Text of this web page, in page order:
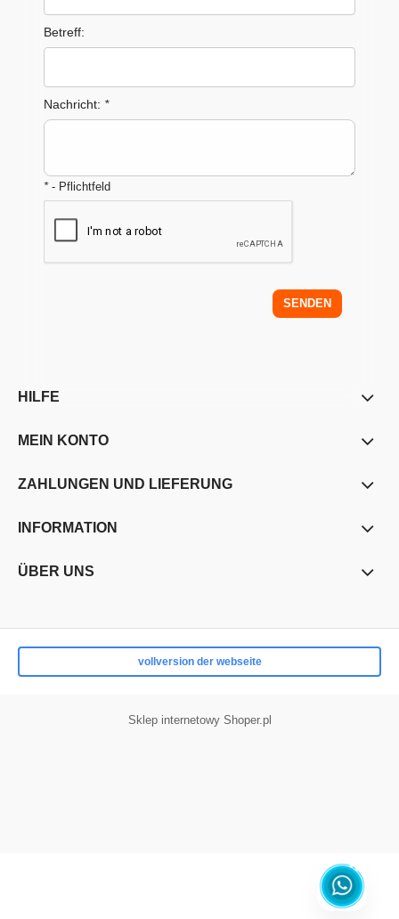
Betreff:
Nachricht: *
*- Pflichtfeld
SENDEN
HILFE
MEIN KONTO
ZAHLUNGEN UND LIEFERUNG
INFORMATION
ÜBER UNS
vollversion der webseite
Sklep internetowy Shoper.pl